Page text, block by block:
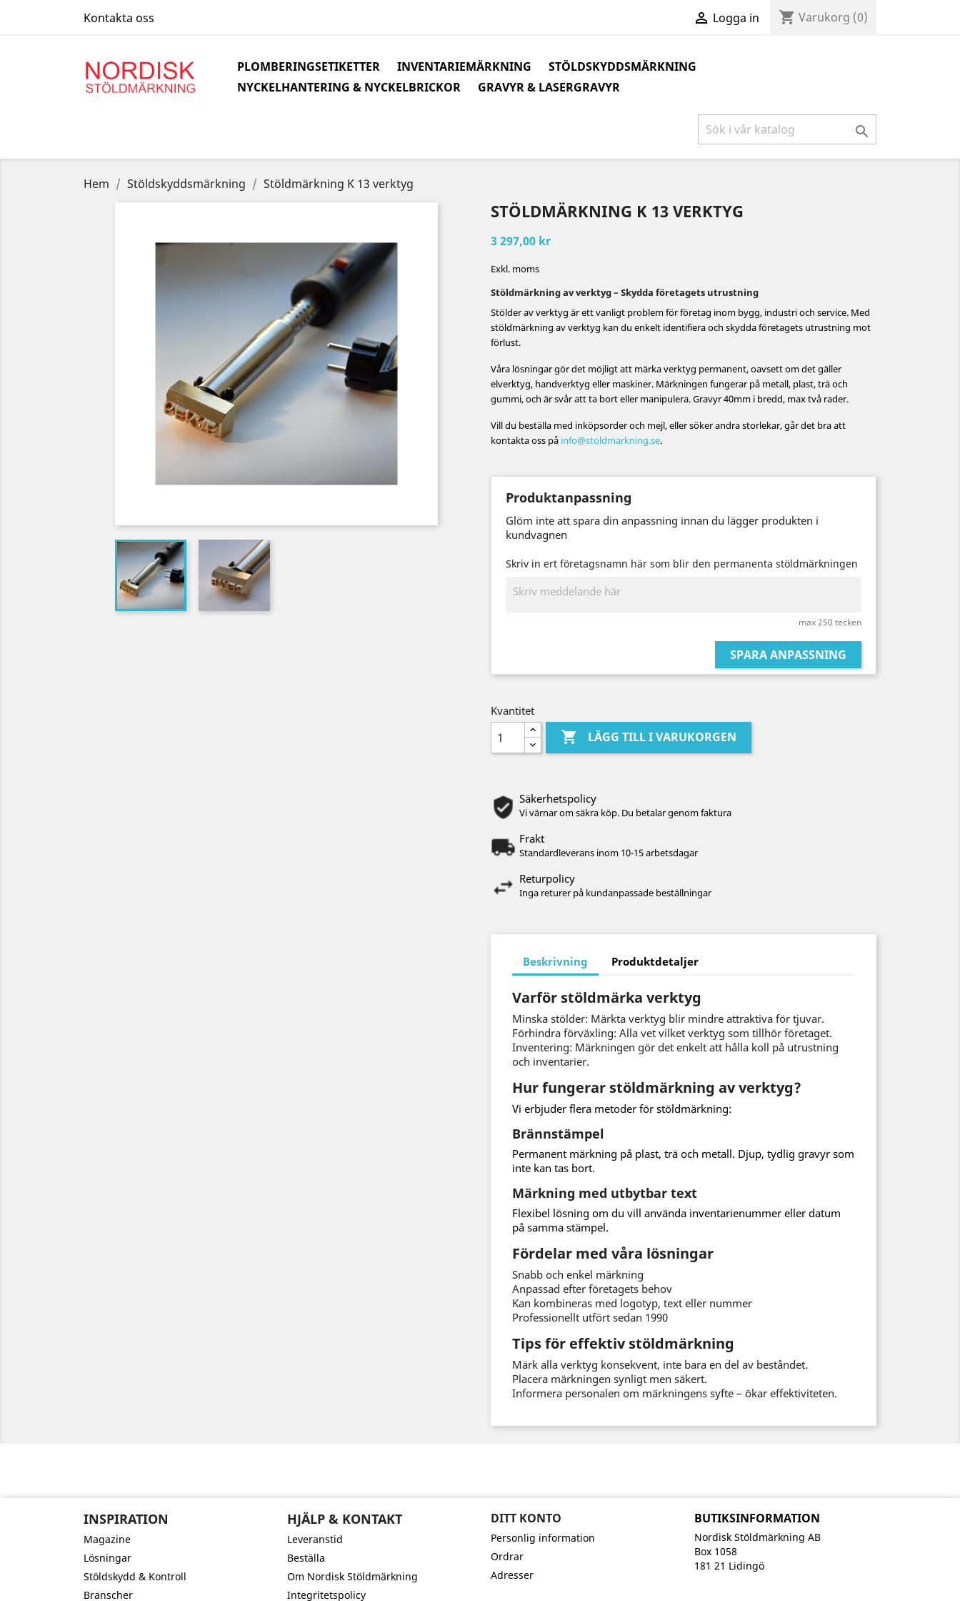
Kontakta oss  Logga in shopping_cart Varukorg (0)
PLOMBERINGSETIKETTER INVENTARIEMÄRKNING
STÖLDSKYDDSMÄRKNING
NYCKELHANTERING & NYCKELBRICKOR
GRAVYR & LASERGRAVYR

Hem Stöldskyddsmärkning Stöldmärkning K 13 verktyg
STÖLDMÄRKNING K 13 VERKTYG
3 297,00 kr
Exkl. moms
Stöldmärkning av verktyg – Skydda företagets utrustning
Stölder av verktyg är ett vanligt problem för företag inom bygg, industri och service. Med
stöldmärkning av verktyg kan du enkelt identifiera och skydda företagets utrustning mot
förlust.
Våra lösningar gör det möjligt att märka verktyg permanent, oavsett om det gäller
elverktyg, handverktyg eller maskiner. Märkningen fungerar på metall, plast, trä och
gummi, och är svår att ta bort eller manipulera. Gravyr 40mm i bredd, max två rader.
Vill du beställa med inköpsorder och mejl, eller söker andra storlekar, går det bra att
kontakta oss på info@stoldmarkning.se.
Produktanpassning
Glöm inte att spara din anpassning innan du lägger produkten i
kundvagnen
Skriv in ert företagsnamn här som blir den permanenta stöldmärkningen
max 250 tecken
SPARA ANPASSNING
Kvantitet
 LÄGG TILL I VARUKORGEN
Säkerhetspolicy
Vi värnar om säkra köp. Du betalar genom faktura
Frakt
Standardleverans inom 10-15 arbetsdagar
Returpolicy
Inga returer på kundanpassade beställningar
Beskrivning Produktdetaljer
Varför stöldmärka verktyg
Minska stölder: Märkta verktyg blir mindre attraktiva för tjuvar.
Förhindra förväxling: Alla vet vilket verktyg som tillhör företaget.
Inventering: Märkningen gör det enkelt att hålla koll på utrustning
och inventarier.
Hur fungerar stöldmärkning av verktyg?
Vi erbjuder flera metoder för stöldmärkning:
Brännstämpel
Permanent märkning på plast, trä och metall. Djup, tydlig gravyr som
inte kan tas bort.
Märkning med utbytbar text
Flexibel lösning om du vill använda inventarienummer eller datum
på samma stämpel.
Fördelar med våra lösningar
Snabb och enkel märkning
Anpassad efter företagets behov
Kan kombineras med logotyp, text eller nummer
Professionellt utfört sedan 1990
Tips för effektiv stöldmärkning
Märk alla verktyg konsekvent, inte bara en del av beståndet.
Placera märkningen synligt men säkert.
Informera personalen om märkningens syfte – ökar effektiviteten.
INSPIRATION
Magazine
Lösningar
Stöldskydd & Kontroll
Branscher
HJÄLP & KONTAKT
Leveranstid
Beställa
Om Nordisk Stöldmärkning
Integritetspolicy
DITT KONTO
Personlig information
Ordrar
Adresser
BUTIKSINFORMATION
Nordisk Stöldmärkning AB
Box 1058
181 21 Lidingö